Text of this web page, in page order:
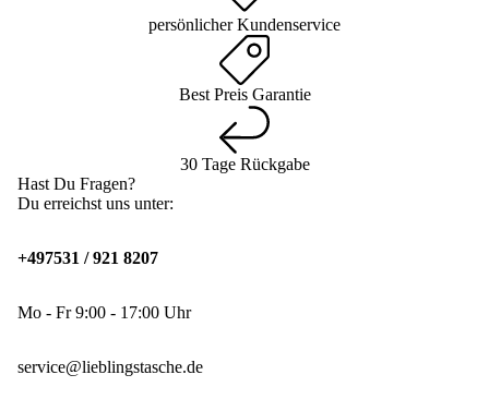
persönlicher Kundenservice
Best Preis Garantie
30 Tage Rückgabe
Hast Du Fragen?
Du erreichst uns unter:
+497531 / 921 8207
Mo - Fr 9:00 - 17:00 Uhr
service@lieblingstasche.de